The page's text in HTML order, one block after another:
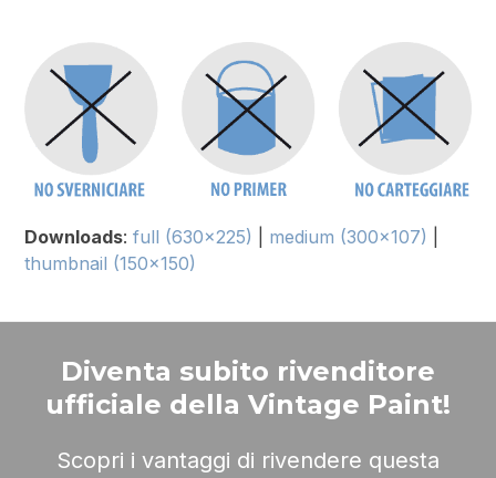
Downloads:full (630x225) medium (300x107)
thumbnail (150x150)
Diventa subito rivenditore
ufficiale della Vintage Paint!
Scopri i vantaggi di rivendere questa